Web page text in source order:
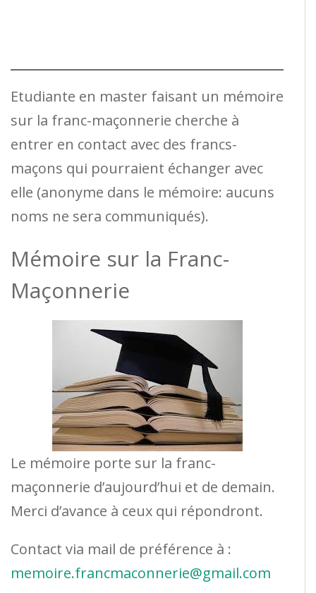
Etudiante en master faisant un mémoire
sur la franc-maçonnerie cherche à
entrer en contact avec des francs-
maçons qui pourraient échanger avec
elle (anonyme dans le mémoire: aucuns
noms ne sera communiqués).
Mémoire sur la Franc-
Maçonnerie
Le mémoire porte sur la franc-
maçonnerie d’aujourd’hui et de demain.
Merci d’avance à ceux qui répondront.
Contact via mail de préférence à :
memoire.francmaconnerie@gmail.com